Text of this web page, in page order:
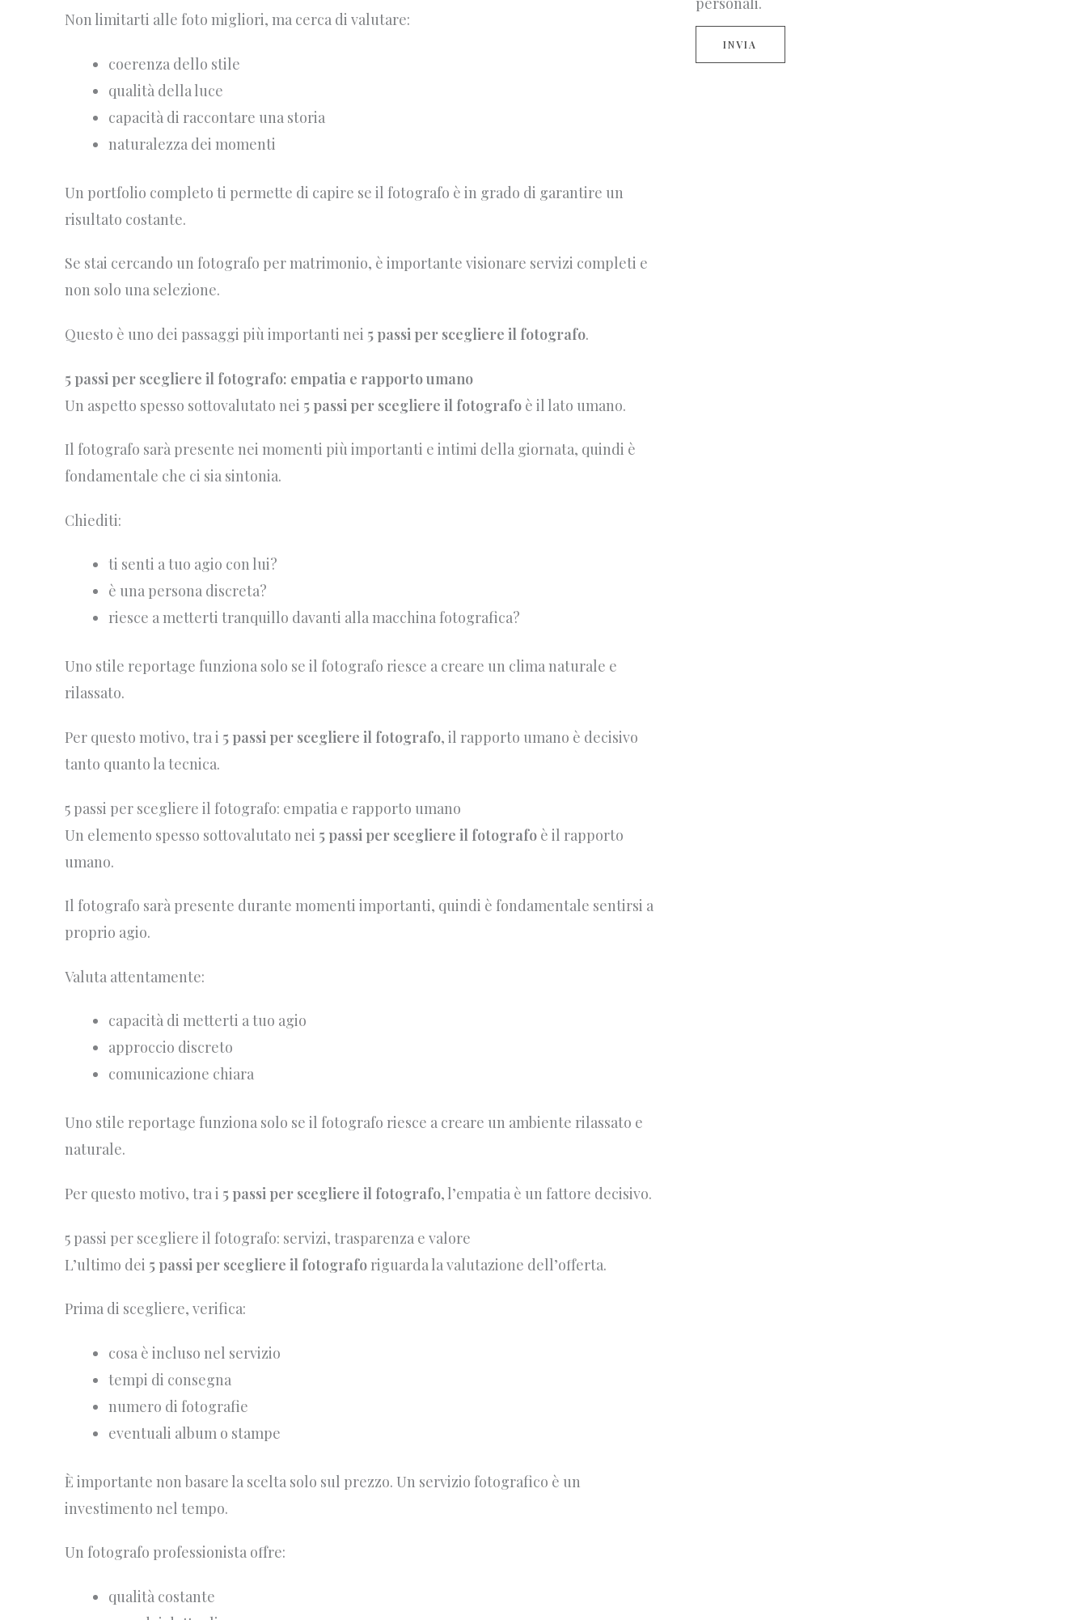
Non limitarti alle foto migliori, ma cerca di valutare:
coerenza dello stile
qualità della luce
capacità di raccontare una storia
naturalezza dei momenti
Un portfolio completo ti permette di capire se il fotografo è in grado di garantire un
risultato costante.
Se stai cercando un fotografo per matrimonio, è importante visionare servizi completi e
non solo una selezione.
Questo è uno dei passaggi più importanti nei 5 passi per scegliere il fotografo.
5 passi per scegliere il fotografo: empatia e rapporto umano
Un aspetto spesso sottovalutato nei 5 passi per scegliere il fotografo è il lato umano.
Il fotografo sarà presente nei momenti più importanti e intimi della giornata, quindi è
fondamentale che ci sia sintonia.
Chiediti:
ti senti a tuo agio con lui?
è una persona discreta?
riesce a metterti tranquillo davanti alla macchina fotografica?
Uno stile reportage funziona solo se il fotografo riesce a creare un clima naturale e
rilassato.
Per questo motivo, tra i 5 passi per scegliere il fotografo, il rapporto umano è decisivo
tanto quanto la tecnica.
5 passi per scegliere il fotografo: empatia e rapporto umano
Un elemento spesso sottovalutato nei 5 passi per scegliere il fotografo è il rapporto
umano.
Il fotografo sarà presente durante momenti importanti, quindi è fondamentale sentirsi a
proprio agio.
Valuta attentamente:
capacità di metterti a tuo agio
approccio discreto
comunicazione chiara
Uno stile reportage funziona solo se il fotografo riesce a creare un ambiente rilassato e
naturale.
Per questo motivo, tra i 5 passi per scegliere il fotografo, l’empatia è un fattore decisivo.
5 passi per scegliere il fotografo: servizi, trasparenza e valore
L’ultimo dei 5 passi per scegliere il fotografo riguarda la valutazione dell’offerta.
Prima di scegliere, verifica:
cosa è incluso nel servizio
tempi di consegna
numero di fotografie
eventuali album o stampe
È importante non basare la scelta solo sul prezzo. Un servizio fotografico è un
investimento nel tempo.
Un fotografo professionista offre:
qualità costante
INVIA